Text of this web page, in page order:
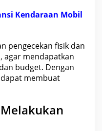
Kendaraan Mobil
pengecekan fisik dan
agar mendapatkan
budget. Dengan
membuat